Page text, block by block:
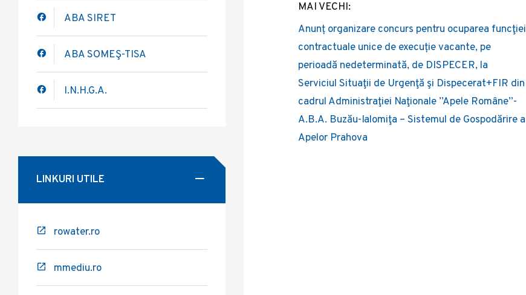
Post
navigation
MAI VECHI:
Anunț organizare concurs pentru ocuparea funcţiei
contractuale unice de execuție vacante, pe
perioadă nedeterminată, de DISPECER, la
Serviciul Situaţii de Urgenţă şi Dispecerat+FIR din
cadrul Administraţiei Naţionale ”Apele Române”-
A.B.A. Buzău-Ialomiţa – Sistemul de Gospodărire a
Apelor Prahova
ABA SIRET
ABA SOMEŞ-TISA
I.N.H.G.A.
LINKURI UTILE
rowater.ro
mmediu.ro